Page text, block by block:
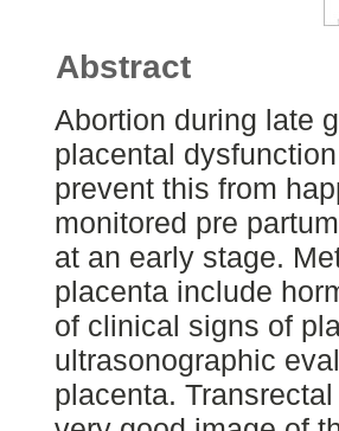
Abstract
Abortion during late
placental
prevent this from
monitored pre
at an early stage.
placenta include
of clinical signs of
ultrasonographic
placenta.